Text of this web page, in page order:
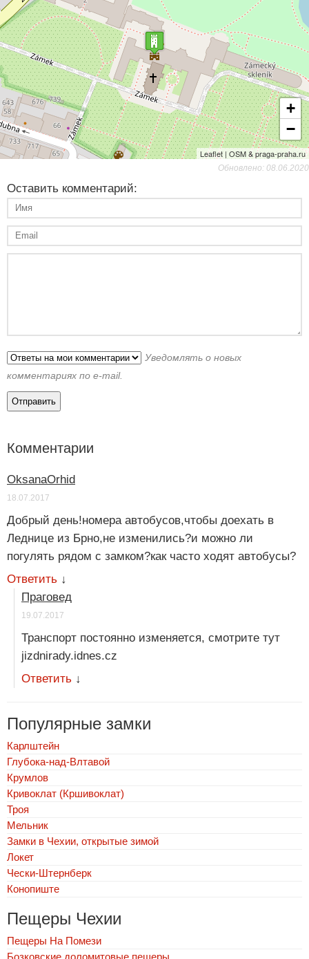
+
−
Leaflet | OSM & praga-praha.ru
Обновлено: 08.06.2020
Оставить комментарий:
Уведомлять о новых
комментариях по e-mail.
Комментарии
OksanaOrhid
18.07.2017
Добрый день!номера автобусов,чтобы доехать в
Леднице из Брно,не изменились?и можно ли
погулять рядом с замком?как часто ходят автобусы?
Ответить ↓
Праговед
19.07.2017
Транспорт постоянно изменяется, смотрите тут
jizdnirady.idnes.cz
Ответить ↓
Популярные замки
Карлштейн
Глубока-над-Влтавой
Крумлов
Кривоклат (Кршивоклат)
Троя
Мельник
Замки в Чехии, открытые зимой
Локет
Чески-Штернберк
Конопиште
Пещеры Чехии
Пещеры На Помези
Бозковские доломитовые пещеры